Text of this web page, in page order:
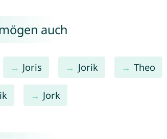
auch
Joris Jorik Theo
Jork